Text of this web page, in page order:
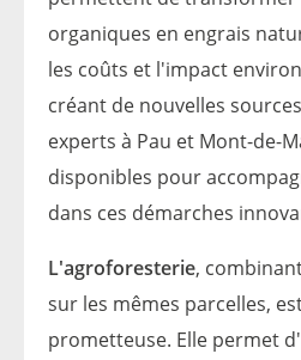
organiques en engrais
les coûts et l'impact
créant de nouvelles
experts à Pau et Mont-de-
disponibles pour
dans ces démarches
L'agroforesterie,
sur les mêmes parcelles,
prometteuse. Elle permet